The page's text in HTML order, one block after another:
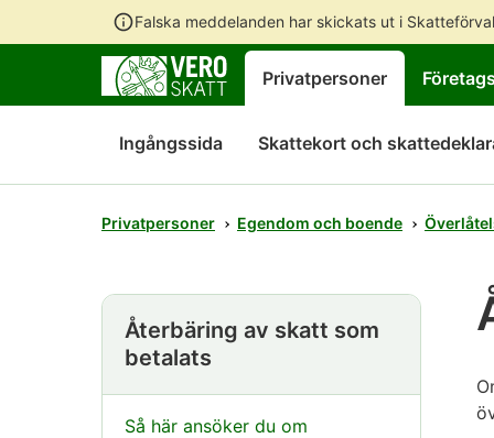
Falska meddelanden har skickats ut i
Privatpersoner
Ingångssida Skattekort och
Privatpersoner Egendom och boende
Återbäring av skatt som
betalats
Så här ansöker du om